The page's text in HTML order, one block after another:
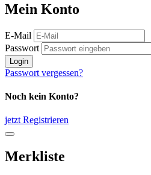
Mein Konto
E-Mail
Passwort
Login
Passwort vergessen?
Noch kein Konto?
jetzt Registrieren
Merkliste